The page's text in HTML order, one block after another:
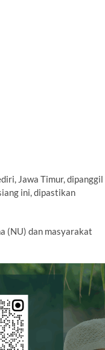
Jawa Timur, dipanggil
ini, dipastikan
(NU) dan masyarakat